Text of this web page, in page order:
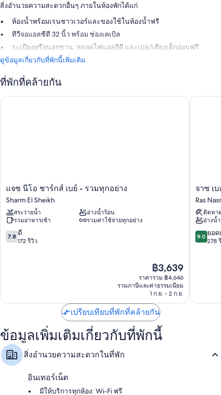
สิ่งอำนวยความสะดวกอื่นๆ ภายในห้องพักได้แก่
ห้องน้ำพร้อมเรนชาวเวอร์และของใช้ในห้องน้ำฟรี
ทีวีจอแอลซีดี 32 นิ้ว พร้อม ช่องเคเบิล
ระเบียงหรือนอกชาน, หลอดไฟแอลอีดี และเปล/เตียงเด็กอ่อนฟรี
ดูข้อมูลเกี่ยวกับที่พักนี้เพิ่มเติม
ที่พักที่คล้ายกัน
แจซ
นีโอ
ชาร์กส์
เบย์
-
รวม
ทุก
แจซ นีโอ ชาร์กส์ เบย์ - รวมทุกอย่าง
Sharm El Sheikh
สระว่ายน้ำ
อ่างน้ำร้อน
รวมอาหารเช้า
รวมค่าใช้จ่ายทุกอย่าง
7.8
จาก
7.8 ดี
172 รีวิว
ราคา
ปัจจุบัน
คือ
฿3,639
฿3,639
ราคารวม ฿4,646
รวมภาษีและค่าธรรมเนียม
1 ก.ย. - 2 ก.ย.
แจซ นีโอ ชาร์กส์ เบย์ - รวมทุกอย่าง
จาซ
เบลเวเด
ออล
อิน
คลู
ซีฟ
Ras
จาซ เ
Ras
ติดหา
อ่างน้
9.0
จาก
9.0 ยอด
278
จาซ เบล
เปรียบเทียบที่พักที่คล้ายกัน
ข้อมูลเพิ่มเติมเกี่ยวกับที่พักนี้
สิ่งอำนวยความสะดวกในที่พัก
อินเทอร์เน็ต
มีให้บริการทุกห้อง: Wi-Fi ฟรี